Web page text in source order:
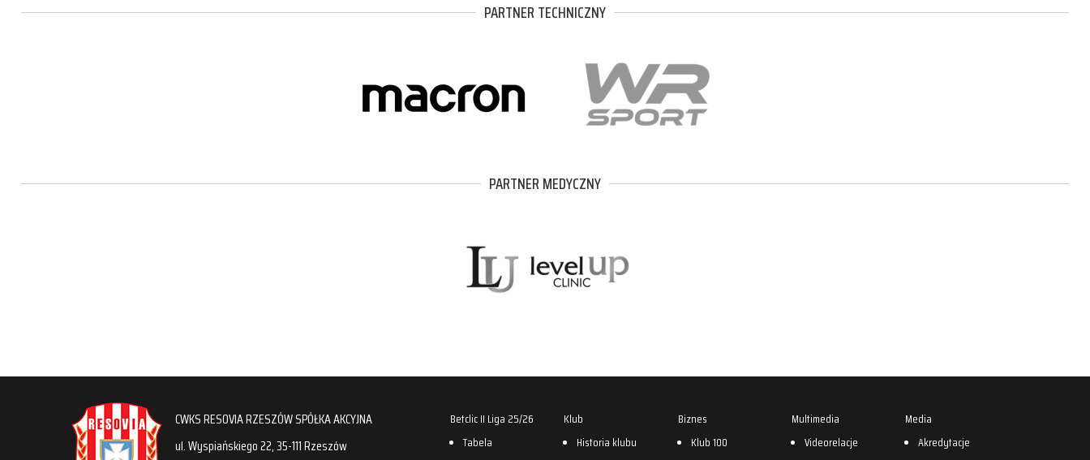
PARTNER TECHNICZNY
PARTNER MEDYCZNY
CWKS RESOVIA RZESZÓW SPÓŁKA AKCYJNA
ul. Wyspiańskiego 22, 35-111 Rzeszów
Betclic II Liga 25/26
Tabela
Klub
Historia klubu
Biznes
Klub 100
Multimedia
Videorelacje
Media
Akredytacje